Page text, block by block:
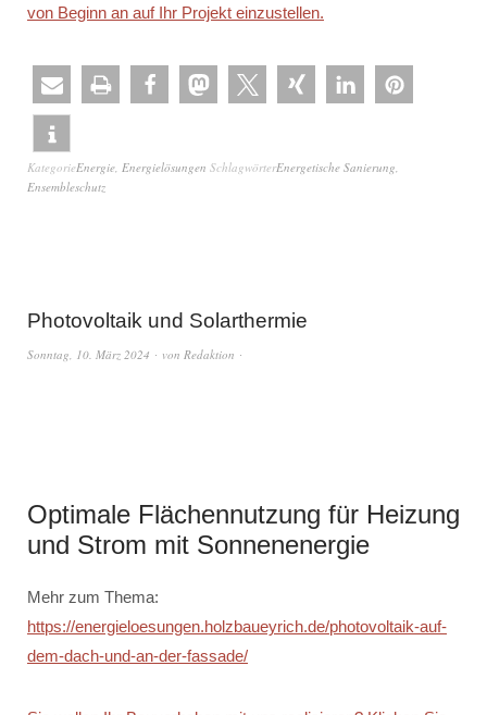
von Beginn an auf Ihr Projekt einzustellen.
KategorieEnergie Energielösungen SchlagwörterEnergetische Sanierung
Ensembleschutz
Photovoltaik und Solarthermie
Sonntag, 10. März 2024 von Redaktion
Optimale Flächennutzung für Heizung
und Strom mit Sonnenenergie
Mehr zum Thema:
https://energieloesungen.holzbaueyrich.de/photovoltaik-auf-
dem-dach-und-an-der-fassade/